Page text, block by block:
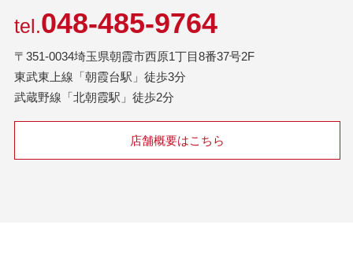
tel.048-485-9764
〒351-0034埼玉県朝霞市西原1丁目8番37号2F
東武東上線「朝霞台駅」徒歩3分
武蔵野線「北朝霞駅」徒歩2分
店舗概要はこちら